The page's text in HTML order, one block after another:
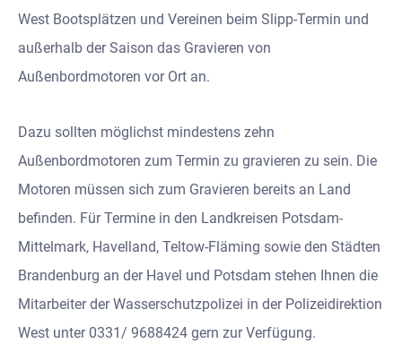
West Bootsplätzen und Vereinen beim Slipp-Termin und
außerhalb der Saison das Gravieren von
Außenbordmotoren vor Ort an.
Dazu sollten möglichst mindestens zehn
Außenbordmotoren zum Termin zu gravieren zu sein. Die
Motoren müssen sich zum Gravieren bereits an Land
befinden. Für Termine in den Landkreisen Potsdam-
Mittelmark, Havelland, Teltow-Fläming sowie den Städten
Brandenburg an der Havel und Potsdam stehen Ihnen die
Mitarbeiter der Wasserschutzpolizei in der Polizeidirektion
West unter 0331/ 9688424 gern zur Verfügung.